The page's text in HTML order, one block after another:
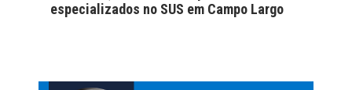
especializados no SUS em Campo Largo